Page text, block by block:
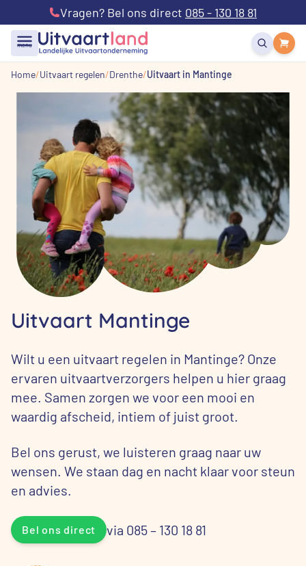
Vragen? Bel ons direct 085 - 130 18 81
menu
Home Uitvaart regelen Drenthe Uitvaart in Mantinge
Uitvaart Mantinge
Wilt u een uitvaart regelen in Mantinge? Onze
ervaren uitvaartverzorgers helpen u hier graag
mee. Samen zorgen we voor een mooi en
waardig afscheid, intiem of juist groot.
Bel ons gerust, we luisteren graag naar uw
wensen. We staan dag en nacht klaar voor steun
en advies.
Bel ons direct via 085 – 130 18 81